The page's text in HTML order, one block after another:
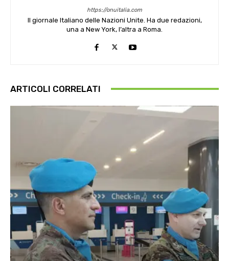
https://onuitalia.com
Il giornale Italiano delle Nazioni Unite. Ha due redazioni,
una a New York, l’altra a Roma.
ARTICOLI CORRELATI